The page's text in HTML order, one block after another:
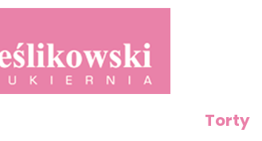
Torty